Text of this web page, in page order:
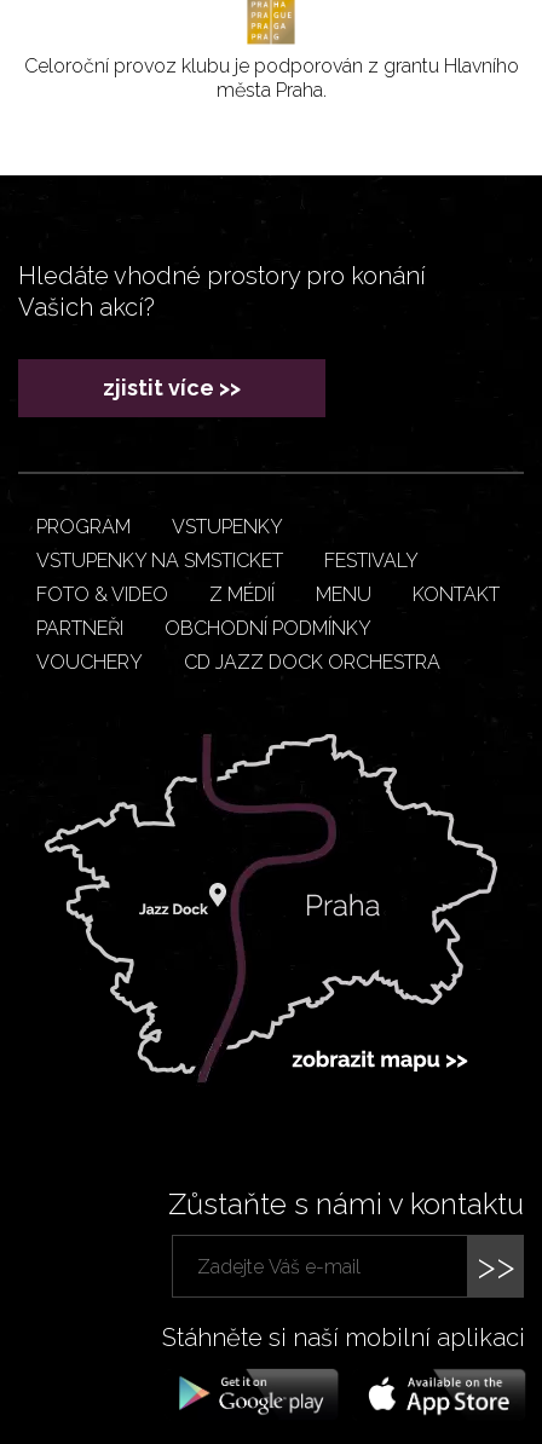
Celoroční provoz klubu je podporován z grantu Hlavního
města Praha.
Hledáte vhodné prostory pro konání
Vašich akcí?
zjistit více >>
PROGRAM
VSTUPENKY
VSTUPENKY NA SMSTICKET
FESTIVALY
FOTO & VIDEO
Z MÉDIÍ MENU
KONTAKT
PARTNEŘI
OBCHODNÍ PODMÍNKY
VOUCHERY
CD JAZZ DOCK ORCHESTRA
Zůstaňte s námi v kontaktu
>>
Stáhněte si naší mobilní aplikaci